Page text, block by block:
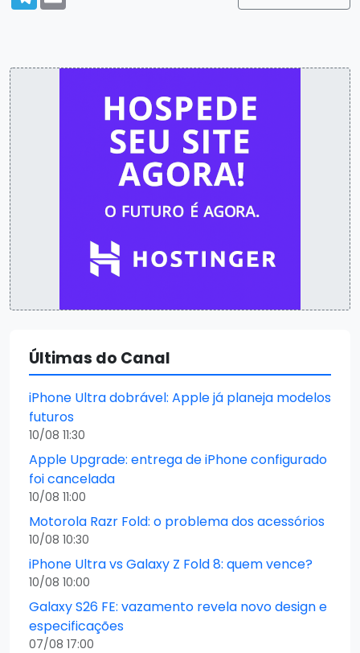
Últimas do Canal
iPhone Ultra dobrável: Apple já planeja modelos
futuros
10/08 11:30
Apple Upgrade: entrega de iPhone configurado
foi cancelada
10/08 11:00
Motorola Razr Fold: o problema dos acessórios
10/08 10:30
iPhone Ultra vs Galaxy Z Fold 8: quem vence?
10/08 10:00
Galaxy S26 FE: vazamento revela novo design e
especificações
07/08 17:00